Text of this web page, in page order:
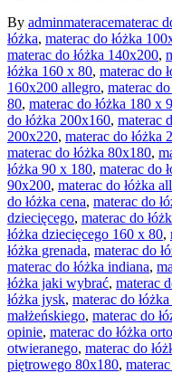
By adminmateracematerac
łóżka, materac do łóżka
materac do łóżka 140x200,
łóżka 160 x 80, materac do
160x200 allegro, materac
80, materac do łóżka 180 x
do łóżka 200x160, materac
200x220, materac do łóżka
materac do łóżka 80x180,
łóżka 90 x 180, materac do
90x200, materac do łóżka
do łóżka cena, materac do
dziecięcego, materac do
łóżka dziecięcego 160 x 80,
łóżka grenada, materac do
materac do łóżka indiana,
łóżka jaki wybrać, materac
łóżka jysk, materac do
małżeńskiego, materac do
opinie, materac do łóżka
otwieranego, materac do
piętrowego 80x180,